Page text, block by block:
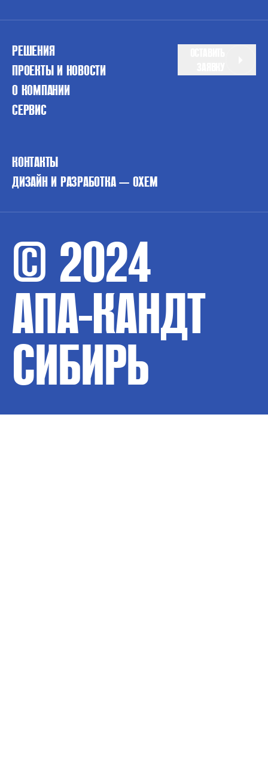
РЕШЕНИЯ
ПРОЕКТЫ И НОВОСТИ
О КОМПАНИИ
СЕРВИС
КОНТАКТЫ
ДИЗАЙН И РАЗРАБОТКА — OXEM
© 2024
АПА-КАНДТ
СИБИРЬ